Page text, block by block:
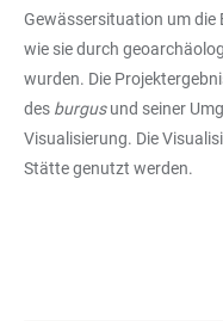
Gewässersituation um die
wie sie durch
wurden. Die
des burgusund seiner
Visualisierung. Die
Stätte genutzt werden.